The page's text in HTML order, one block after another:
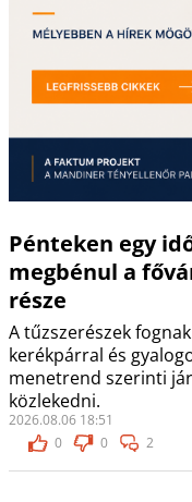
Pénteken egy
megbénul a
része
A tűzszerészek
kerékpárral és
menetrend szerinti
közlekedni.
2026.08.06 18:51
0
0 2